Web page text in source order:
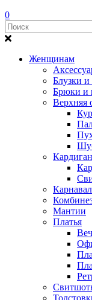
0
Женщинам
Блузки
Брюки и
Верхняя
Мантии
Платья